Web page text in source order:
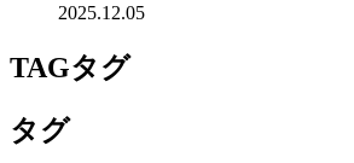
2025.12.05
TAGタグ
タグ